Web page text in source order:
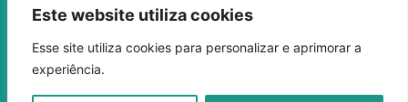
Este website utiliza cookies
Esse site utiliza cookies para personalizar e aprimorar a
experiência.
seccionaluberlandia@cress-mg.org.br
Av. Afonso Pena, 547 - sala 101. Uberlândia - MG. CEP